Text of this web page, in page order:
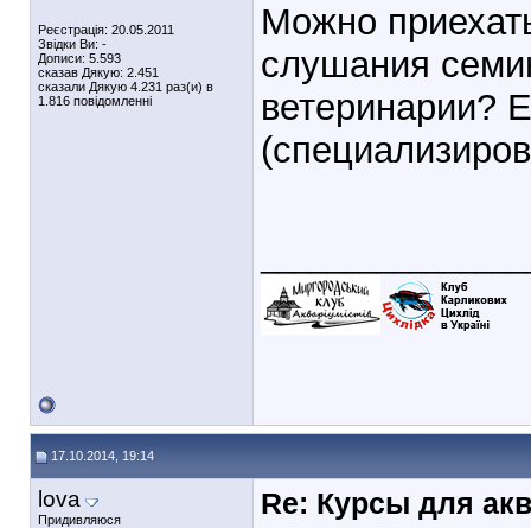
Реєстрація: 20.05.2011
Звідки Ви: -
Дописи: 5.593
сказав Дякую: 2.451
сказали Дякую 4.231 раз(и) в
1.816 повідомленні
Можно
слушания
ветеринарии?
17.10.2014, 19:14
lova
Придивляюся
Re: Курсы для